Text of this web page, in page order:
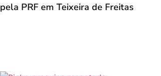
pela PRF em Teixeira de Freitas